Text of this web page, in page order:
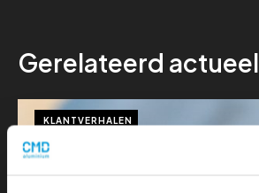
Gerelateerd actueel
KLANTVERHALEN